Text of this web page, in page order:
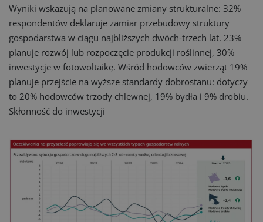
Wyniki wskazują na planowane zmiany strukturalne: 32%
respondentów deklaruje zamiar przebudowy struktury
gospodarstwa w ciągu najbliższych dwóch-trzech lat. 23%
planuje rozwój lub rozpoczęcie produkcji roślinnej, 30%
inwestycje w fotowoltaikę. Wśród hodowców zwierząt 19%
planuje przejście na wyższe standardy dobrostanu: dotyczy
to 20% hodowców trzody chlewnej, 19% bydła i 9% drobiu.
Skłonność do inwestycji